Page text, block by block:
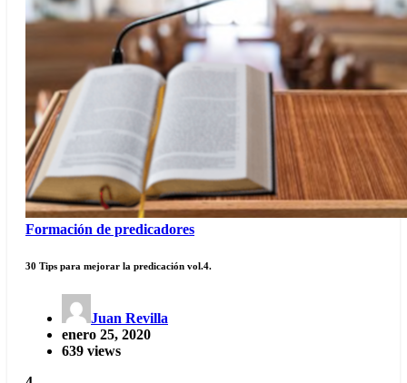
Formación de predicadores
30 Tips para mejorar la predicación vol.4.
Juan Revilla
enero 25, 2020
639 views